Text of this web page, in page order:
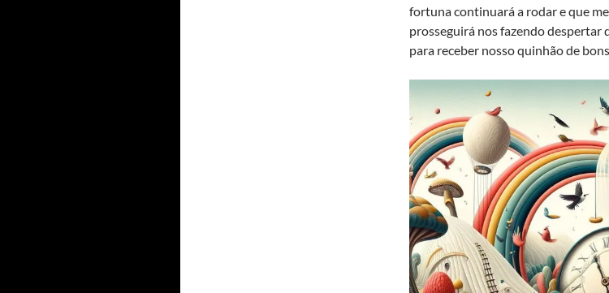
fortuna continuará a rodar e que
prosseguirá nos fazendo despertar
para receber nosso quinhão de